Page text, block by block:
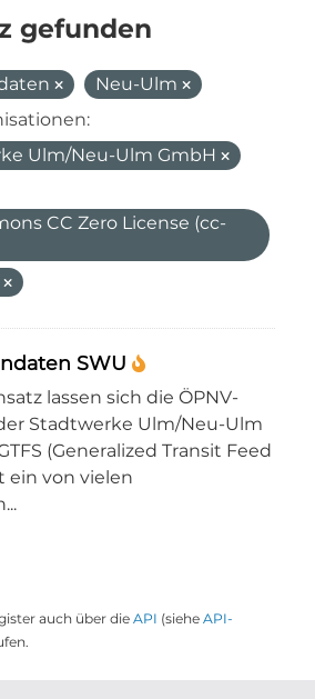
gefunden
Neu-Ulm
Ulm/Neu-Ulm GmbH
CC Zero License (cc-
SWU
lassen sich die ÖPNV-
Stadtwerke Ulm/Neu-Ulm
(Generalized Transit Feed
ein von vielen
auch über die API (siehe API-